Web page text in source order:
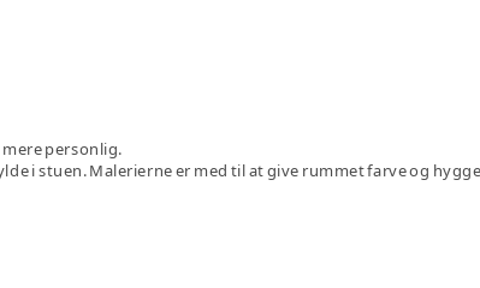
personlig.
i stuen. Malerierne er med til at give rummet farve og